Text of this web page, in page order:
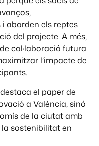
aborden els reptes
del projecte. A més,
col·laboració futura
l’impacte de
el paper de
a València, sinó
de la ciutat amb
sostenibilitat en